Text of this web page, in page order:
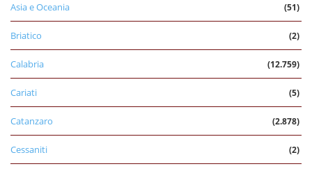
Asia e Oceania (51)
Briatico (2)
Calabria (12.759)
Cariati (5)
Catanzaro (2.878)
Cessaniti (2)